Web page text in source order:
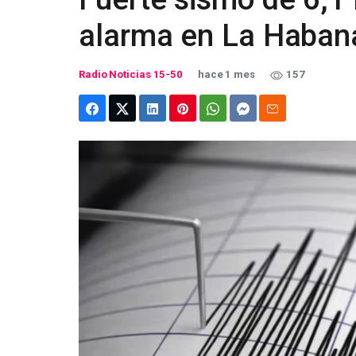
alarma en La
Radio Noticias 15-50 hace 1 mes 157